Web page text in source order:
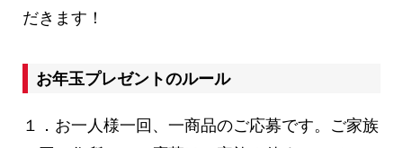
だきます！
お年玉プレゼントのルール
１．お一人様一回、一商品のご応募です。ご家族